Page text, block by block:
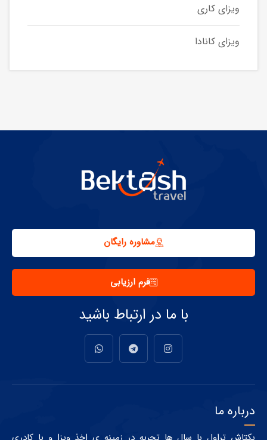
ویزای کاری
ویزای کانادا
مشاوره رایگان
فرم ارزیابی
با ما در ارتباط باشید
درباره ما